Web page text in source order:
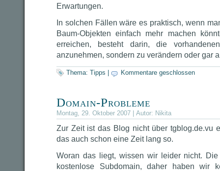
Erwartungen.
In solchen Fällen wäre es praktisch, wenn
Baum-Objekten einfach mehr machen
erreichen, besteht darin, die
anzunehmen, sondern zu verändern oder gar
Thema: Tipps Kommentare geschlossen
Domain-Probleme
Montag, 29. Oktober 2007 | Autor: Nikita
Zur Zeit ist das Blog nicht über tgblog.de.vu
das auch schon eine Zeit lang so.
Woran das liegt, wissen wir leider nicht.
kostenlose Subdomain, daher haben wir